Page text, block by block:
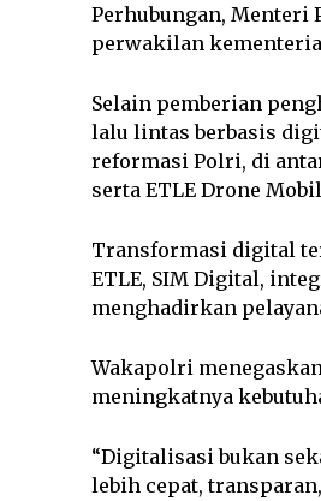
Perhubungan, Menteri
perwakilan
Selain pemberian
lalu lintas berbasis
reformasi Polri, di
serta ETLE Drone
Transformasi digital
ETLE, SIM Digital,
menghadirkan
Wakapolri
meningkatnya
“Digitalisasi bukan
lebih cepat,